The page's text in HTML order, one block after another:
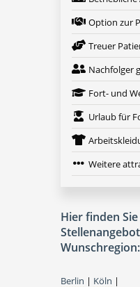
Option zur
Treuer
Nachfolger
Fort- und
Urlaub für
Weitere
Hier finden
Wunschregion:
Berlin | Köln |